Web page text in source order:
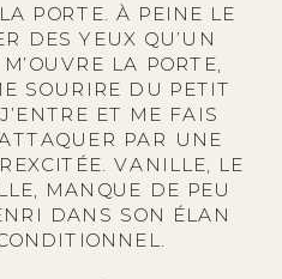
PORTE. À PEINE LE
DES YEUX QU’UN
LA PORTE,
SOURIRE DU PETIT
ET ME FAIS
PAR UNE
VANILLE, LE
MANQUE DE PEU
DANS SON ÉLAN